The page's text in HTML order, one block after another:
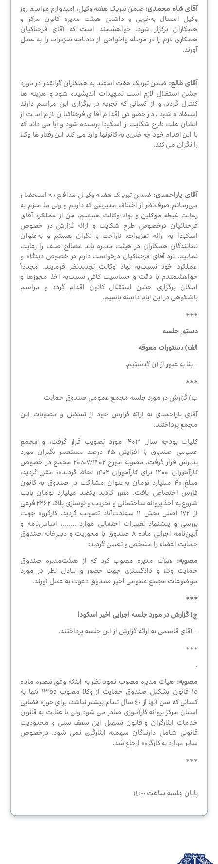
آقای شاه محمدی: ضمن تبریک هفته وکیل، امیدوارم مراسم روز
وکیل امسال به‌خوبی و داشتن هیئت مدیره کانون مرکز و
همکاران برگزار شود. خواهشمند است که آقای فرحناکیان
همکاری لازم را در مرحله واخواهی از دادنامه تعزیرات را به عمل
آورند.
آقای طالع: ضمن تبریک هفت اسفند به همکاران گرانقدر در مورد
جشن استقلال لازم است تمهیدات اندیشیده شود و هزینه ها
کنترل گردد، و از کسانی که تجربه در برگزاری این مراسم دارند
استفاده شود، در خصوص اقدام آقای فرحناکیان لازم است از
ایشان علت طرح شکایت از اسکودا پرسیده شود و آیا می داند که
با این اقدام خود چه ضرری به کانونها وارد می کند این رفتار ها وکلا
را نگران می کند.
آقای یاراحمدی: ضمن تبریک هفته وکیل مدافع به استحضار
می‌رسانم صرف‌نظر از اختلاف مدیریتی که داریم و ولی ما ملزم به
رعایت غبطه موکلین و نهاد وکالت هستیم. من از عملکرد آقای
فرحناکیان درخصوص طرح شکایت و ارائه گزارش در خصوص
اسکودا به ارائه تعزیرات، ناراحت و نگران هستم و به‌عنوان
نمایندگان همکاران در هیئت مدیره باید مصالح صنف را رعایت
نماییم. نزد آقای فرحناکیان درخواست دارم در خصوص دیدگاه و
عملکرد خود نسبت‌به نهاد وکالت تجدیدنظر فرمایند. مجدداً
خواهشمندم با دقت و حساسیت کافی نسبت‌به اخذ مجوزها و
امکان برگزاری جشن استقلال کانون اقدام گردد و مراسم
باشکوهی در این ایام داشته باشیم.
***
دستور جلسه
الف) دستورات معوقه
- بنا به عبور از آن گذشتیم.
***
ب) گزارش در مورد جلسه مجمع عمومی صندوق حمایت
آقای یاراحمدی به ارائه گزارش خود از تشکیل و مصوبات این
مجمع پرداختند.
کلیات بودجه سال ۱۴۰۳ مورد تصویب قرار گرفت، و مجمع
عمومی صندوق با افزایش ۲۵ درصد مستعمر بگیران مورد
پذیرش قرار گرفت، مصوبه مورخ ۲۰/۰۷/۱۴۰۲ مجمع در خصوص
کارآموزان ۱۴۰۰ برای کارآموزان ۱۴۰۲ لحاظ گردیده، مقرر گردید،
مبلغ ۴۰ میلیارد تومان به‌عنوان مشارکت در صندوق به کانون
فارس اختصاص یافت. مقرر گردید یکصد میلیارد تومان بابت
شروع به اخذ پروانه ساختمانی و تخریب و نوسازی پلاک ۲۲۶۲ فرعی
از ۱۷۲ اصلی بخش ۱۱ سعادت‌آباد تصویب گردید. کارگروه جهت
بررسی و پیشنهاد تغییرات احتمالی موارد .......، اساس‌نامه و
آیین‌نامه اجرایی ماده ۸ صندوق با محوریت و دبیرخانه صندوق
حمایت اعضاء را مشخص و تعیین گردید:
مصوبه: هیأت مدیره مصوب کرد که از هیئت‌مدیره صندوق
حمایت وکلا و دادگستری جهت حضور و تبادل نظر در مورد
موضوعات مجمع عمومی اخیر صندوق دعوت به عمل آورند.
***
ج) گزارش در مورد جلسه اجرایی اخیر اسکودا
- آقای قاسمی به ارائه گزارش از این جلسه پرداختند.
***
.
مصوبه: هیات مدیره مصوب نمود نظر به اینکه وفق تبصره ماده
١٥ قانون تشکیل صندوق حمایت از وکلا مصوب ١٣٥٥ تنها به
کسانی که سن آنها از ٤٠ سال تمام بیشتر نباشد، برای حوزه قضایی
استان مرکز پروانه کارآموزی صادر می شود ولی با عنایت به قانون
خدمات ایثارگران و قانون تسهیل این سقف سنی و محدودیت
قانونی شامل دارندگان سهمیه ایثارگری نمی شود. درخصوص
سایر موارد به کارگروه ارجاع شد.
***
پایان جلسه ساعت ١٤:٠٠
رسانه
اطلاعیه
خبرنامه
الکترونیک
مقالات